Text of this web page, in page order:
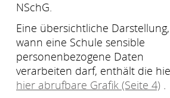
NSchG.
Eine übersichtliche Darstellung,
wann eine Schule sensible
personenbezogene Daten
verarbeiten darf, enthält die
hier abrufbare Grafik (Seite 4) .